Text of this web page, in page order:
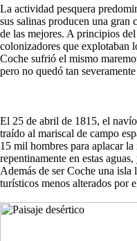
La actividad pesquera
sus salinas producen una gran
de las mejores. A principios
colonizadores que explotaban
Coche sufrió el mismo
pero no quedó tan
El 25 de abril de 1815, el
traído al mariscal de campo
15 mil hombres para aplacar
repentinamente en estas
Además de ser Coche una isla
turísticos menos alterados por